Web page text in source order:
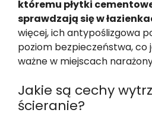
któremu płytki
sprawdzają się w
więcej, ich antypoślizgowa
poziom bezpieczeństwa, co
ważne w miejscach
Jakie są cechy
ścieranie?